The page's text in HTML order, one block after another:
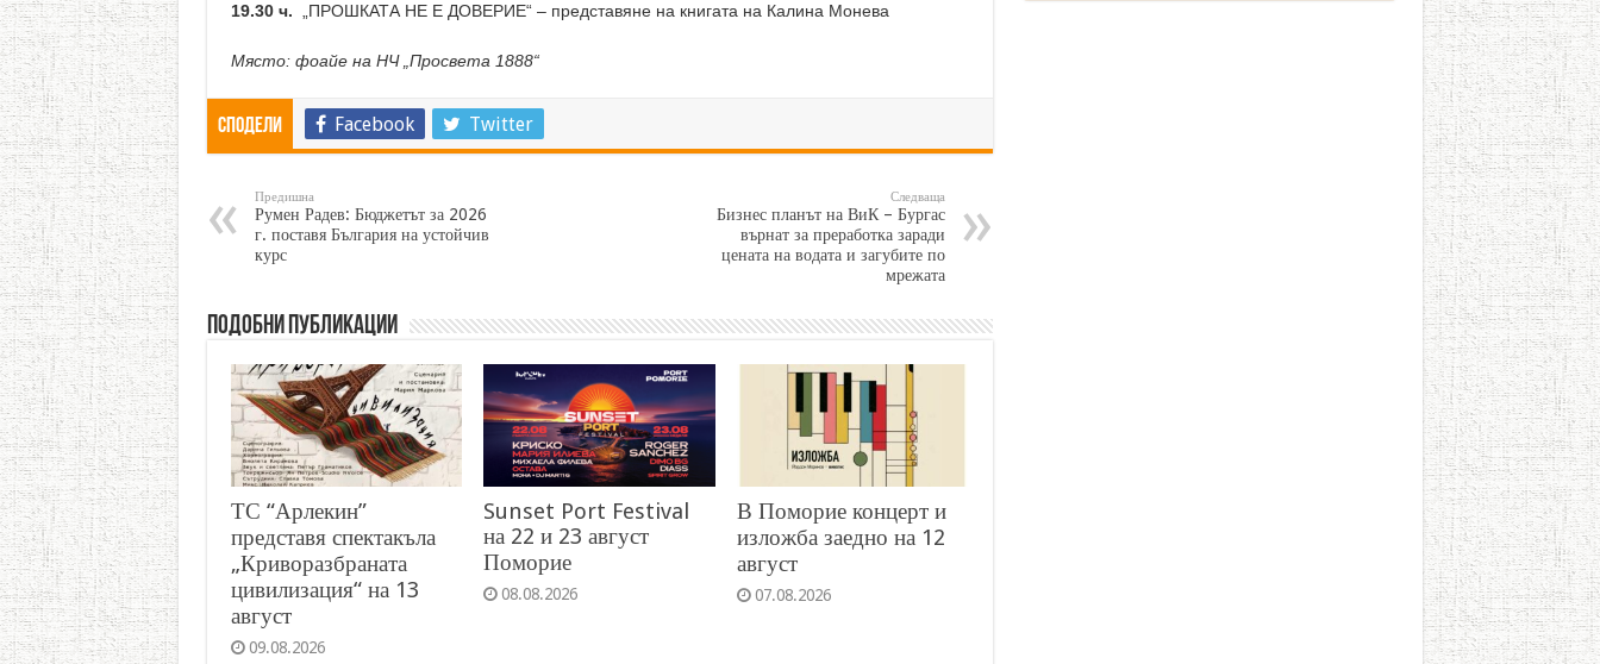
19.30 ч. „ПРОШКАТА НЕ Е ДОВЕРИЕ“ – представяне на книгата на Калина Монева
Място: фоайе на НЧ „Просвета 1888“
Сподели Facebook Twitter
Предишна
Румен Радев: Бюджетът за 2026
г. поставя България на устойчив
курс
Следваща
Бизнес планът на ВиК – Бургас
върнат за преработка заради
цената на водата и загубите по
мрежата
Подобни публикации
ТС “Арлекин”
представя спектакъла
„Криворазбраната
цивилизация“ на 13
август
09.08.2026
Sunset Port Festival
на 22 и 23 август
Поморие
08.08.2026
В Поморие концерт и
изложба заедно на 12
август
07.08.2026